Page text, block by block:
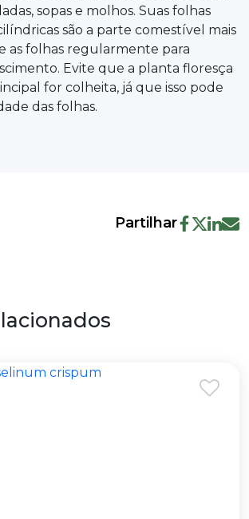
sopas e molhos. Suas folhas
são a parte comestível mais
as folhas regularmente para
Evite que a planta floresça
for colheita, já que isso pode
das folhas.
Partilhar